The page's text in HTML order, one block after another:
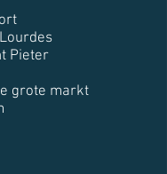
Pieter
grote markt